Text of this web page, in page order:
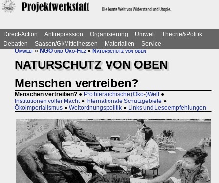
Direct-Action Antirepression Organisierung Umwelt
Theorie&Politik
Debatten
Saasen/GI/Mittelhessen Materialien
Service
Umwelt»NGO und Öko-Filz»Naturschutz von oben
NATURSCHUTZ VON OBEN
Menschen vertreiben?
Menschen vertreiben? ● Pro hierarchische (Öko-)Welt ●
Institutionen voller Macht ● Internationale Schutzgebiete ●
Ökoimperialismus ● Weltordnungspolitik ● Links und Leseempfehlungen